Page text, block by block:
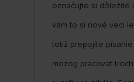
označujte si dôležité
vám to si nové veci
totiž prepojíte
mozog pracovať